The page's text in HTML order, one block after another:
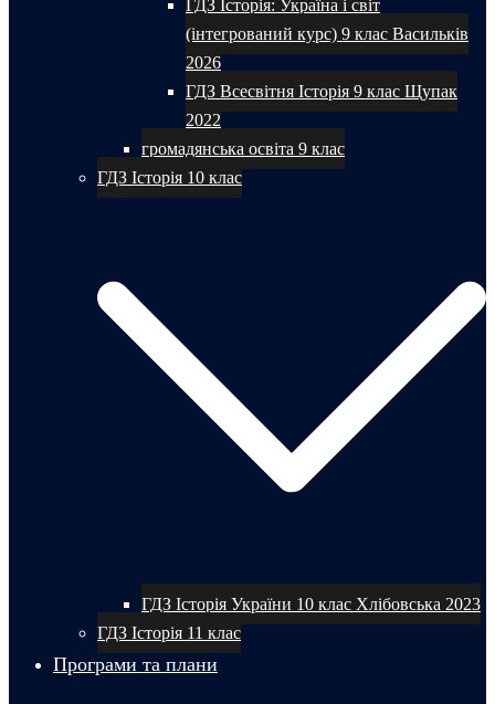
ГДЗ Історія: Україна і світ
(інтегрований курс) 9 клас Васильків
2026
ГДЗ Всесвітня Історія 9 клас Щупак
2022
громадянська освіта 9 клас
ГДЗ Історія 10 клас
ГДЗ Історія України 10 клас Хлібовська 2023
ГДЗ Історія 11 клас
Програми та плани